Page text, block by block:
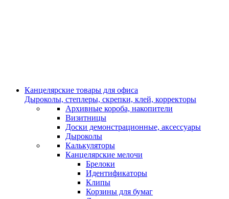
Канцелярские товары для офиса
Дыроколы, степлеры, скрепки, клей, корректоры
Архивные короба, накопители
Визитницы
Доски демонстрационные, аксессуары
Дыроколы
Калькуляторы
Канцелярские мелочи
Брелоки
Идентификаторы
Клипы
Корзины для бумаг